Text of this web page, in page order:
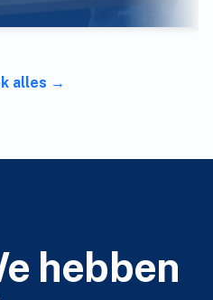
alles
hebben